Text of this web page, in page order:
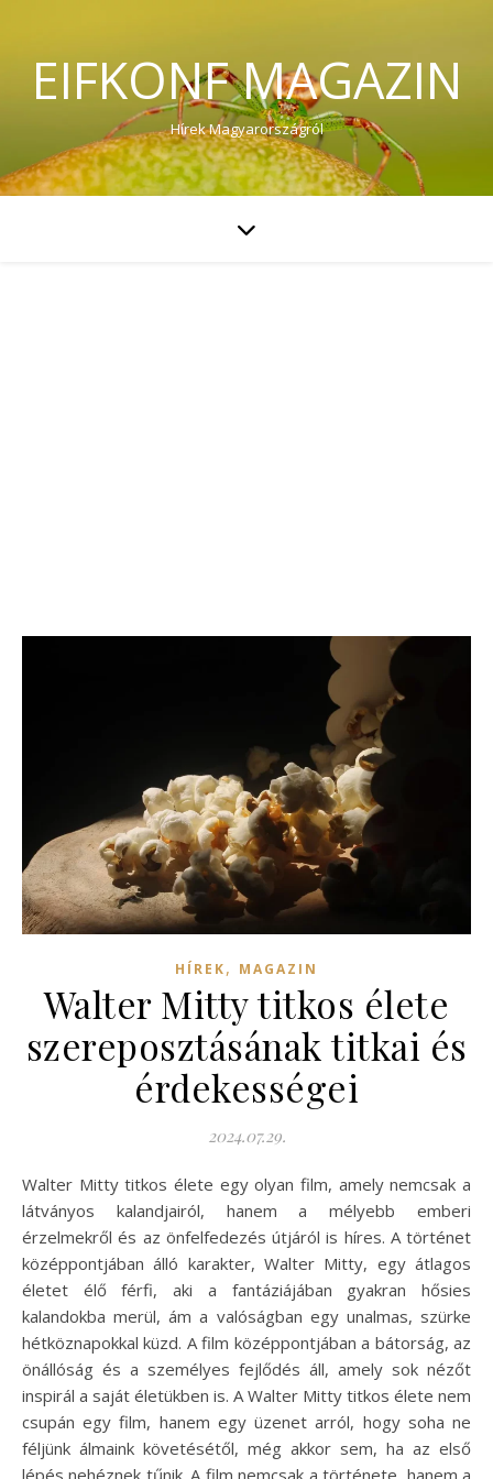
EIFKONF MAGAZIN
Hírek Magyarországról
HÍREK, MAGAZIN
Walter Mitty titkos élete
szereposztásának titkai és
érdekességei
2024.07.29.
Walter Mitty titkos élete egy olyan film, amely nemcsak a
látványos kalandjairól, hanem a mélyebb emberi
érzelmekről és az önfelfedezés útjáról is híres. A történet
középpontjában álló karakter, Walter Mitty, egy átlagos
életet élő férfi, aki a fantáziájában gyakran hősies
kalandokba merül, ám a valóságban egy unalmas, szürke
hétköznapokkal küzd. A film középpontjában a bátorság, az
önállóság és a személyes fejlődés áll, amely sok nézőt
inspirál a saját életükben is. A Walter Mitty titkos élete nem
csupán egy film, hanem egy üzenet arról, hogy soha ne
féljünk álmaink követésétől, még akkor sem, ha az első